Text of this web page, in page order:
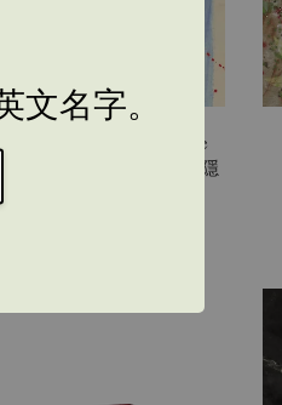
文名字。
：英文书 E129 Entering the
Yin-Yang Realm 走入最隱